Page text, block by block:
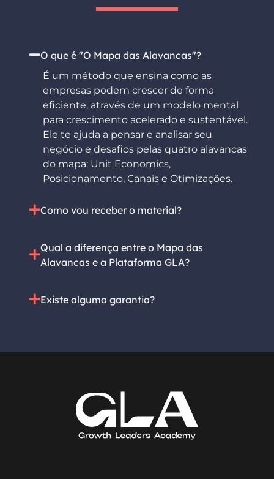
O que é "O Mapa das Alavancas"?
É um método que ensina como as
empresas podem crescer de forma
eficiente, através de um modelo mental
para crescimento acelerado e sustentável.
Ele te ajuda a pensar e analisar seu
negócio e desafios pelas quatro alavancas
do mapa: Unit Economics,
Posicionamento, Canais e Otimizações.
Como vou receber o material?
Qual a diferença entre o Mapa das
Alavancas e a Plataforma GLA?
Existe alguma garantia?